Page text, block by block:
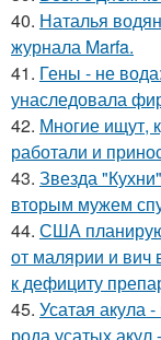
40. Наталья
журнала Marfa.
41. Гены - не
унаследовала
42. Многие ищут,
работали и
43. Звезда
вторым мужем
44. США
от малярии и вич
к дефициту
45. Усатая акула
рода усатых акул